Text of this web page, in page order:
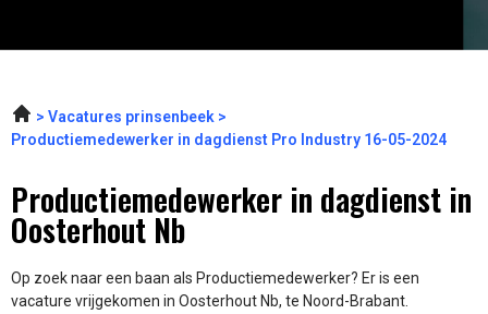
Vacatures prinsenbeek
Productiemedewerker in dagdienst Pro Industry 16-05-2024
Productiemedewerker in dagdienst in
Oosterhout Nb
Op zoek naar een baan als Productiemedewerker? Er is een
vacature vrijgekomen in Oosterhout Nb, te Noord-Brabant.